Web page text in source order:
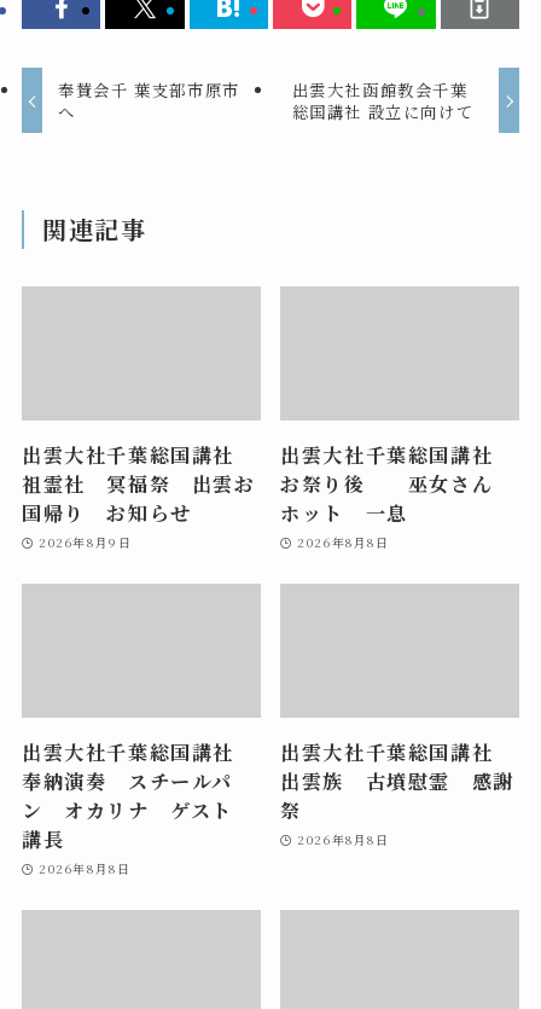
奉賛会千 葉支部市原市
へ
出雲大社函館教会千葉
総国講社 設立に向けて
関連記事
出雲大社千葉総国講社
祖霊社 冥福祭 出雲お
国帰り お知らせ
2026年8月9日
出雲大社千葉総国講社
お祭り後 巫女さん
ホット 一息
2026年8月8日
出雲大社千葉総国講社
奉納演奏 スチールパ
ン オカリナ ゲスト
講長
2026年8月8日
出雲大社千葉総国講社
出雲族 古墳慰霊 感謝
祭
2026年8月8日